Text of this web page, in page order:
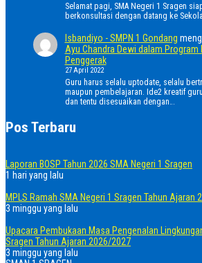
Selamat pagi, SMA Negeri 1 Sragen
berkonsultasi dengan datang ke
Isbandiyo - SMPN 1 Gondang
Ayu Chandra Dewi dalam Program
Penggerak
27 April 2022
Guru harus selalu uptodate, selalu
maupun pembelajaran. Ide2 kreatif
dan tentu disesuaikan dengan…
Pos Terbaru
Laporan BOSP Tahun 2026 SMA Negeri 1 Sragen
1 hari yang lalu
MPLS Ramah SMA Negeri 1 Sragen Tahun Ajaran
3 minggu yang lalu
Upacara Pembukaan Masa Pengenalan
Sragen Tahun Ajaran 2026/2027
3 minggu yang lalu